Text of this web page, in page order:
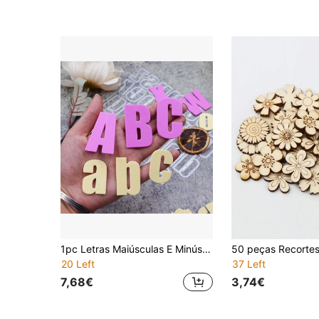
1pc Letras Maiúsculas E Minúsculas De Metal Corte Dies Para DIY Scrapbooking Decorativo Embossing Artesanato Die Corte Template, DIY Alfabeto Die Cortes
20 Left
7,68€
37 Left
3,74€